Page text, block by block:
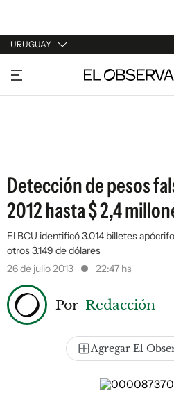
URUGUAY
URUGUAY
ARGENTINA
Detección de pesos
2012 hasta $ 2,4
El BCU identificó 3.014 billetes
otros 3.149 de dólares
26 de julio 2013
22:47 hs
Por Redacción
Agregar El